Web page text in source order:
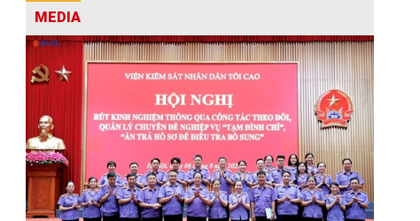
MEDIA